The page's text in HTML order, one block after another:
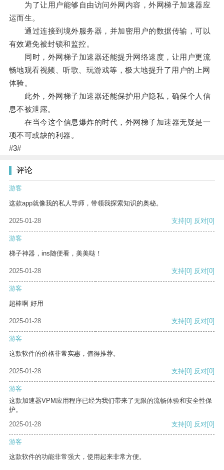
为了让用户能够自由访问外网内容，外网梯子加速器应
运而生。
通过连接到境外服务器，并加密用户的数据传输，可以
有效避免被封锁和监控。
同时，外网梯子加速器还能提升网络速度，让用户更流
畅地观看视频、听歌、玩游戏等，极大地提升了用户的上网
体验。
此外，外网梯子加速器还能保护用户隐私，确保个人信
息不被泄露。
在当今这个信息爆炸的时代，外网梯子加速器无疑是一
项不可或缺的利器。
#3#
评论
游客
这款app就像我的私人导师，带领我探索知识的奥秘。
2025-01-28 支持[0] 反对[0]
游客
梯子神器，ins随便看，美美哒！
2025-01-28 支持[0] 反对[0]
游客
超棒啊 好用
2025-01-28 支持[0] 反对[0]
游客
这款软件的价格非常实惠，值得推荐。
2025-01-28 支持[0] 反对[0]
游客
这款加速器VPM应用程序已经为我们带来了无限的流畅体验和安全性保
护。
2025-01-28
支持[0] 反对[0]
游客
这款软件的功能非常强大，使用起来非常方便。